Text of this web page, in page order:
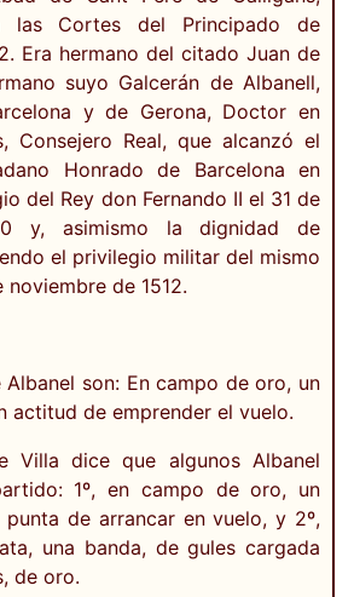
las Cortes del Principado de
Era hermano del citado Juan de
suyo Galcerán de Albanell,
y de Gerona, Doctor en
Consejero Real, que alcanzó el
Honrado de Barcelona en
del Rey don Fernando II el 31 de
y, asimismo la dignidad de
el privilegio militar del mismo
noviembre de 1512.
Albanel son: En campo de oro, un
actitud de emprender el vuelo.
Villa dice que algunos Albanel
1º, en campo de oro, un
de arrancar en vuelo, y 2º,
una banda, de gules cargada
de oro.